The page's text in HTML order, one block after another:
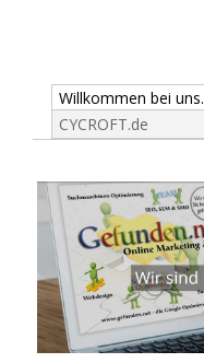
Willkommen bei uns.
CYCROFT.de